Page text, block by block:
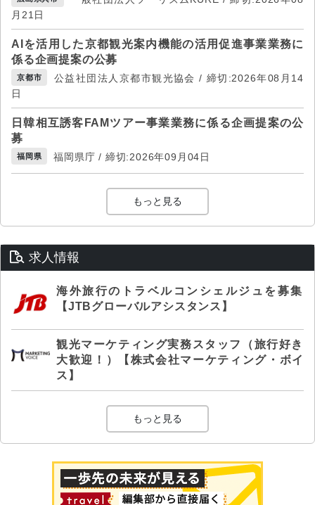
月21日
AIを活用した京都観光案内機能の活用促進事業業務に
係る企画提案の公募
京都市
公益社団法人京都市観光協会 / 締切:2026年08月14
日
日韓相互誘客FAMツアー事業業務に係る企画提案の公
募
福岡県 福岡県庁 / 締切:2026年09月04日
もっと見る
求人情報
海外旅行のトラベルコンシェルジュを募集
【JTBグローバルアシスタンス】
観光マーケティング実務スタッフ（旅行好き
大歓迎！）【株式会社マーケティング・ボイ
ス】
もっと見る